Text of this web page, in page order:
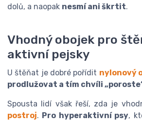
dolů, a naopak nesmí ani škrtit.
Vhodný obojek pro
aktivní pejsky
U štěňat je dobré pořídit nylonový
prodlužovat a tím chvíli
Spousta lidí však řeší, zda je
postroj. Pro hyperaktivní psy,